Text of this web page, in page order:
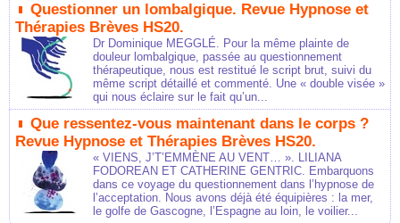
Questionner un lombalgique. Revue Hypnose et
Thérapies Brèves HS20.
Dr Dominique MEGGLÉ. Pour la même plainte de
douleur lombalgique, passée au questionnement
thérapeutique, nous est restitué le script brut, suivi du
même script détaillé et commenté. Une « double visée »
qui nous éclaire sur le fait qu’un...
Que ressentez-vous maintenant dans le corps ?
Revue Hypnose et Thérapies Brèves HS20.
« VIENS, J’T’EMMÈNE AU VENT… ». LILIANA
FODOREAN ET CATHERINE GENTRIC. Embarquons
dans ce voyage du questionnement dans l’hypnose de
l’acceptation. Nous avons déjà été équipières : la mer,
le golfe de Gascogne, l’Espagne au loin, le voilier...